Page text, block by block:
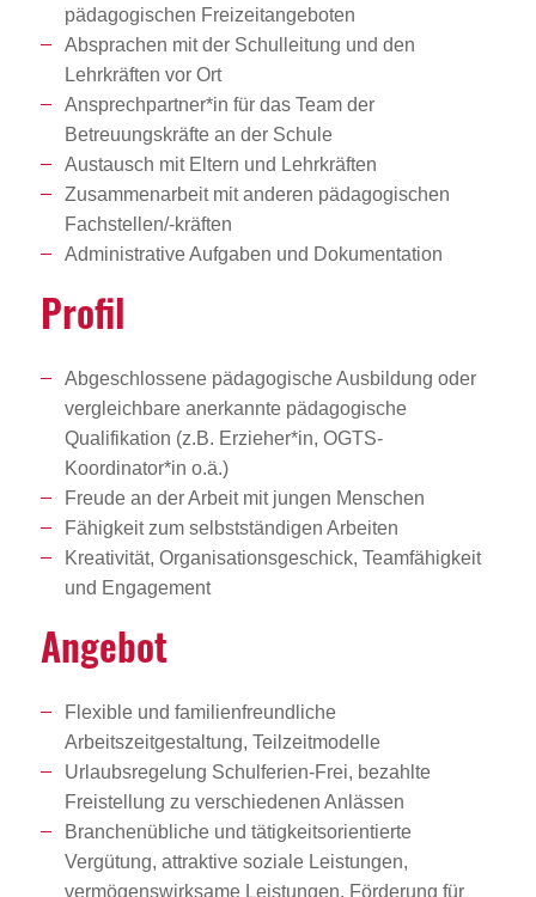
pädagogischen Freizeitangeboten
Absprachen mit der Schulleitung und den
Lehrkräften vor Ort
Ansprechpartner*in für das Team der
Betreuungskräfte an der Schule
Austausch mit Eltern und Lehrkräften
Zusammenarbeit mit anderen pädagogischen
Fachstellen/-kräften
Administrative Aufgaben und Dokumentation
Profil
Abgeschlossene pädagogische Ausbildung oder
vergleichbare anerkannte pädagogische
Qualifikation (z.B. Erzieher*in, OGTS-
Koordinator*in o.ä.)
Freude an der Arbeit mit jungen Menschen
Fähigkeit zum selbstständigen Arbeiten
Kreativität, Organisationsgeschick, Teamfähigkeit
und Engagement
Angebot
Flexible und familienfreundliche
Arbeitszeitgestaltung, Teilzeitmodelle
Urlaubsregelung Schulferien-Frei, bezahlte
Freistellung zu verschiedenen Anlässen
Branchenübliche und tätigkeitsorientierte
Vergütung, attraktive soziale Leistungen,
vermögenswirksame Leistungen, Förderung für